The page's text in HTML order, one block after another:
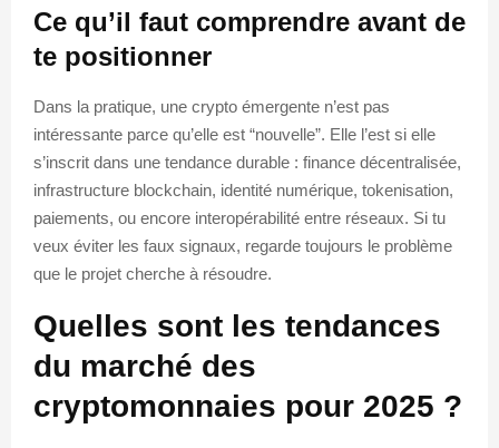
Ce qu’il faut comprendre avant de
te positionner
Dans la pratique, une crypto émergente n’est pas
intéressante parce qu’elle est “nouvelle”. Elle l’est si elle
s’inscrit dans une tendance durable : finance décentralisée,
infrastructure blockchain, identité numérique, tokenisation,
paiements, ou encore interopérabilité entre réseaux. Si tu
veux éviter les faux signaux, regarde toujours le problème
que le projet cherche à résoudre.
Quelles sont les tendances
du marché des
cryptomonnaies pour 2025 ?